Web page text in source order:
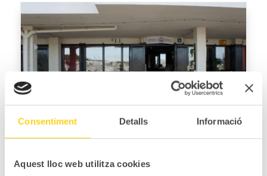
Consentiment Detalls Informació
Aquest lloc web utilitza cookies
EXCLUSIVITE